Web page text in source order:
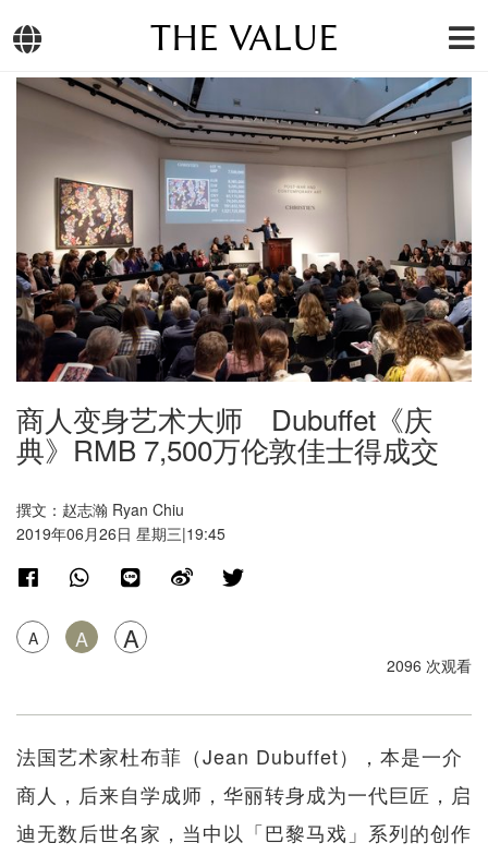
THE VALUE
商人变身艺术大师 Dubuffet《庆
典》RMB 7,500万伦敦佳士得成交
撰文：赵志瀚 Ryan Chiu
2019年06月26日 星期三|19:45
A A A
2096 次观看
法国艺术家杜布菲（Jean Dubuffet），本是一介
商人，后来自学成师，华丽转身成为一代巨匠，启
迪无数后世名家，当中以「巴黎马戏」系列的创作